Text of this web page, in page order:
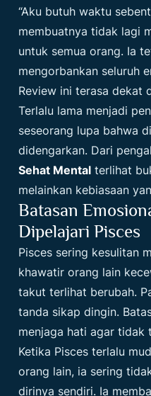
“Aku butuh waktu
membuatnya tidak lagi
untuk semua orang. Ia
mengorbankan seluruh
Review ini terasa dekat
Terlalu lama menjadi
seseorang lupa bahwa
didengarkan. Dari
Sehat Mental terlihat
melainkan kebiasaan
Batasan
Dipelajari Pisces
Pisces sering kesulitan
khawatir orang lain
takut terlihat berubah.
tanda sikap dingin.
menjaga hati agar tidak
Ketika Pisces terlalu
orang lain, ia sering
dirinya sendiri. Ia